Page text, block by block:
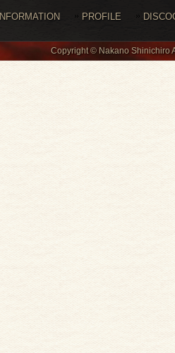
INFORMATION PROFILE
Copyright © Nakano